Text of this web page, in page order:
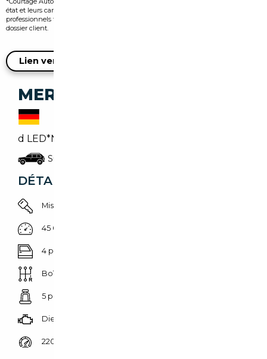
état et leurs caractéristiques dépendent exclusivement des vendeurs
professionnels tiers et doivent être confirmés auprès d’eux lors de l’ouverture du
dossier client.
Lien vers l'annonce du vendeur
MERCEDES-BENZ GLC 220
d LED*NaviTouch*DAB*18*Winterpaket
Suv/4x4/pick-up
DÉTAILS DU VÉHICULE
Mise en circulation 01/03/2024
45 092 km
4 portes
Boîte automatique
5 places
Diesel
220 CH (162 kW)